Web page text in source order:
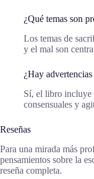
¿Qué temas son
Los temas de
y el mal son
¿Hay
Sí, el libro incluye
consensuales y
Reseñas
Para una mirada más
pensamientos sobre la
reseña completa.